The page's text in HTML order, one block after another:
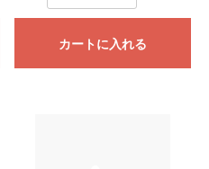
カートに入れる